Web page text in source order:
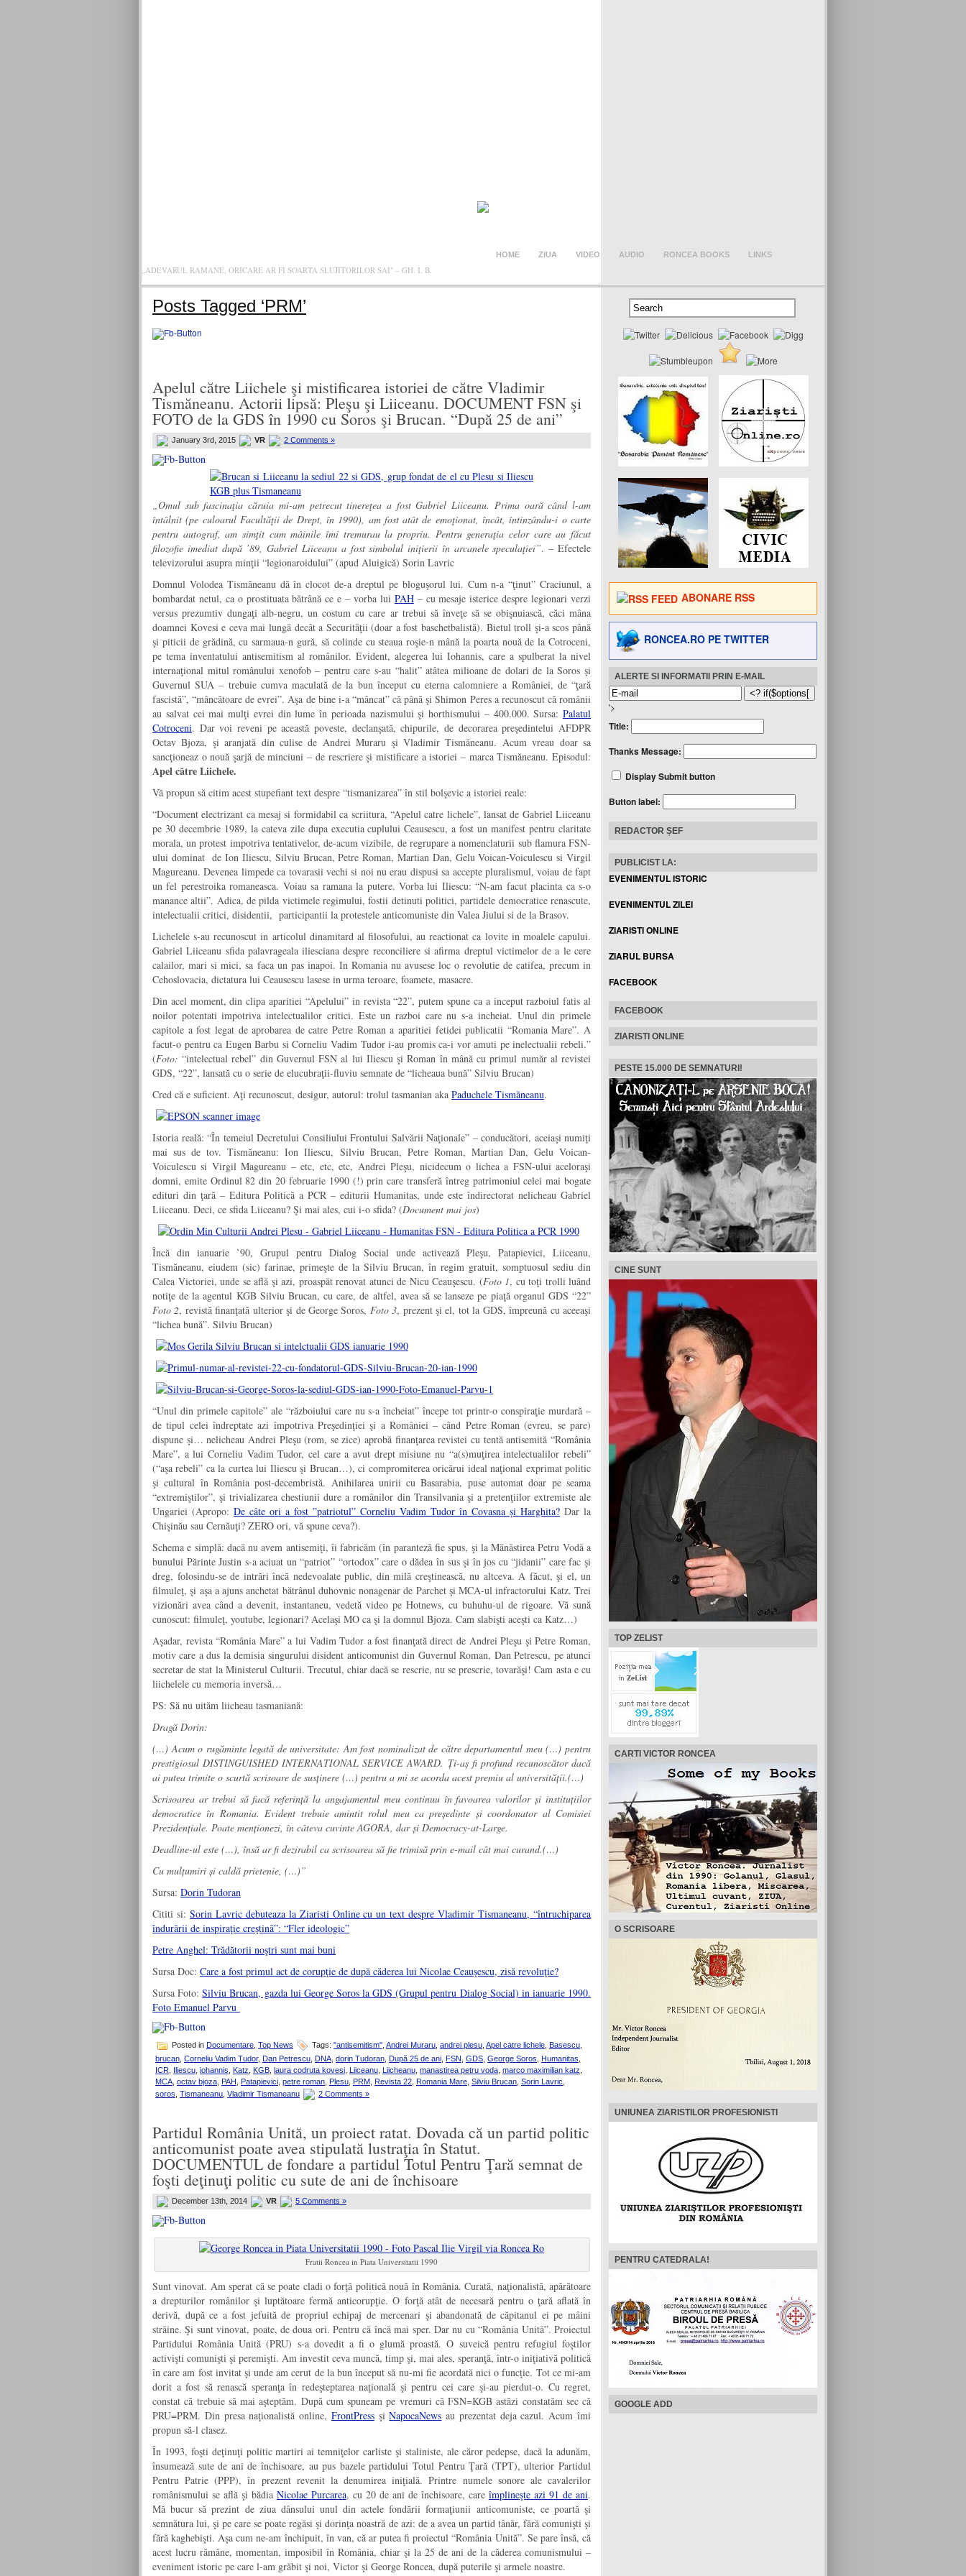
„ADEVARUL RAMANE, ORICARE AR FI SOARTA SLUJITORILOR SAI" – GH. I. B.
HOME ZIUA VIDEO AUDIO RONCEA BOOKS LINKS
Posts Tagged ‘PRM’
Apelul către Liichele şi mistificarea istoriei de către Vladimir
Tismăneanu. Actorii lipsă: Pleşu şi Liiceanu. DOCUMENT FSN şi
FOTO de la GDS în 1990 cu Soros şi Brucan. “După 25 de ani”
January 3rd, 2015 VR 2 Comments »
„Omul sub fascinaţia căruia mi-am petrecut tinereţea a fost Gabriel Liiceanu. Prima oară când l-am
întâlnit (pe culoarul Facultăţii de Drept, în 1990), am fost atât de emoţionat, încât, întinzându-i o carte
pentru autograf, am simţit cum mâinile îmi tremurau la propriu. Pentru generaţia celor care au făcut
filozofie imediat după ’89, Gabriel Liiceanu a fost simbolul iniţierii în arcanele speculaţiei”. – Efectele
televizorului asupra minţii “legionaroidului” (apud Aluigică) Sorin Lavric
Domnul Volodea Tismăneanu dă în clocot de-a dreptul pe bloguşorul lui. Cum n-a “ţinut” Craciunul, a
bombardat netul, ca o prostituata bătrână ce e – vorba lui PAH– cu mesaje isterice despre legionari verzi
versus prezumtiv dungaţi alb-negru, un costum cu care ar trebui să înveţe să se obişnuiască, căci mâna
doamnei Kovesi e ceva mai lungă decât a Securităţii (doar a fost baschetbalistă). Bietul troll şi-a scos până
şi piticii de grădină, cu sarmaua-n gură, să colinde cu steaua roşie-n mână la poarta nouă de la Cotroceni,
pe tema inventatului antisemitism al românilor. Evident, alegerea lui Iohannis, care a spulberat la nivel
internaţional mitul românului xenofob – pentru care s-au “halit” atâtea milioane de dolari de la Soros şi
Guvernul SUA – trebuie cumva maculată de la bun început cu eterna calomniere a României, de “ţară
fascistă”, “mâncătoare de evrei”. Aşa de bine i-a “mâncat” că până şi Shimon Peres a recunoscut că românii
au salvat cei mai mulţi evrei din lume în perioada nazismului şi horthismului – 400.000. Sursa: Palatul
Cotroceni. Dar voi reveni pe această poveste, declanşată, chipurile, de decorarea preşedintelui AFDPR
Octav Bjoza, şi aranjată din culise de Andrei Muraru şi Vladimir Tismăneanu. Acum vreau doar sa
sancţioneaz o nouă şarjă de minciuni – de rescriere şi mistificare a istoriei – marca Tismăneanu. Episodul:
Apel către Liichele.
Vă propun să citim acest stupefiant text despre “tismanizarea” în stil bolşevic a istoriei reale:
“Document electrizant ca mesaj si formidabil ca scriitura, “Apelul catre lichele”, lansat de Gabriel Liiceanu
pe 30 decembrie 1989, la cateva zile dupa executia cuplului Ceausescu, a fost un manifest pentru claritate
morala, un protest impotriva tentativelor, de-acum vizibile, de regrupare a nomenclaturii sub flamura FSN-
ului dominat de Ion Iliescu, Silviu Brucan, Petre Roman, Martian Dan, Gelu Voican-Voiculescu si Virgil
Magureanu. Devenea limpede ca tovarasii vechi si noi nu erau dispusi sa accepte pluralismul, voiau de fapt
un fel perestroika romaneasca. Voiau sa ramana la putere. Vorba lui Iliescu: “N-am facut placinta ca s-o
manance altii”. Adica, de pilda victimele regimului, fostii detinuti politici, partidele democratice renascute,
intelectualii critici, disidentii, participantii la protestele anticomuniste din Valea Jiului si de la Brasov.
Lichelele s-au recunoscut in articolul dinamitard al filosofului, au reactionat ca lovite in moalele capului.
Gabriel Liiceanu sfida palavrageala iliesciana despre reconciliere si afirma dreptul victimelor de a le cere
calailor, mari si mici, sa faca un pas inapoi. In Romania nu avusese loc o revolutie de catifea, precum in
Cehoslovacia, dictatura lui Ceausescu lasese in urma teroare, foamete, masacre.
Din acel moment, din clipa aparitiei “Apelului” in revista “22”, putem spune ca a inceput razboiul fatis al
noilor potentati impotriva intelectualilor critici. Este un razboi care nu s-a incheiat. Unul din primele
capitole a fost legat de aprobarea de catre Petre Roman a aparitiei fetidei publicatii “Romania Mare”. A
facut-o pentru ca Eugen Barbu si Corneliu Vadim Tudor i-au promis ca-i vor amuti pe inelectualii rebeli.”
(Foto: “intelectual rebel” din Guvernul FSN al lui Iliescu şi Roman în mână cu primul număr al revistei
GDS, “22”, lansată cu o serie de elucubraţii-fluviu semnate de “licheaua bună” Silviu Brucan)
Cred că e suficient. Aţi recunoscut, desigur, autorul: trolul tasmanian aka Paduchele Tismăneanu.
Istoria reală: “În temeiul Decretului Consiliului Frontului Salvării Naţionale” – conducători, aceiaşi numiţi
mai sus de tov. Tismăneanu: Ion Iliescu, Silviu Brucan, Petre Roman, Martian Dan, Gelu Voican-
Voiculescu si Virgil Magureanu – etc, etc, etc, Andrei Pleşu, nicidecum o lichea a FSN-ului aceloraşi
domni, emite Ordinul 82 din 20 februarie 1990 (!) prin care transferă întreg patrimoniul celei mai bogate
edituri din ţară – Editura Politică a PCR – editurii Humanitas, unde este îndirectorat nelicheau Gabriel
Liiceanu. Deci, ce sfida Liiceanu? Şi mai ales, cui i-o sfida? (Document mai jos)
Încă din ianuarie ’90, Grupul pentru Dialog Social unde activează Pleşu, Patapievici, Liiceanu,
Tismăneanu, eiudem (sic) farinae, primeşte de la Silviu Brucan, în regim gratuit, somptuosul sediu din
Calea Victoriei, unde se află şi azi, proaspăt renovat atunci de Nicu Ceauşescu. (Foto 1, cu toţi trolli luând
notiţe de la agentul KGB Silviu Brucan, cu care, de altfel, avea să se lanseze pe piaţă organul GDS “22”
Foto 2, revistă finanţată ulterior şi de George Soros, Foto 3, prezent şi el, tot la GDS, împreună cu aceeaşi
“lichea bună”. Silviu Brucan)
“Unul din primele capitole” ale “războiului care nu s-a încheiat” începe tot printr-o conspiraţie murdară –
de tipul celei îndreptate azi împotriva Preşedinţiei şi a României – când Petre Roman (evreu, se pare)
dispune şi… nelicheau Andrei Pleşu (rom, se zice) aprobă finanţarea revistei cu tentă antisemită “România
Mare”, a lui Corneliu Vadim Tudor, cel care a avut drept misiune nu “a(s)muţirea intelectualilor rebeli”
(“aşa rebeli” ca la curtea lui Iliescu şi Brucan…), ci compromiterea oricărui ideal naţional exprimat politic
şi cultural în România post-decembristă. Anihilarea unirii cu Basarabia, puse automat doar pe seama
“extremiştilor”, şi trivializarea chestiunii dure a românilor din Transilvania şi a pretenţiilor extremiste ale
Ungariei (Apropo: De câte ori a fost ”patriotul” Corneliu Vadim Tudor în Covasna și Harghita? Dar la
Chişinău sau Cernăuţi? ZERO ori, vă spune ceva?).
Schema e simplă: dacă nu avem antisemiţi, îi fabricăm (în paranteză fie spus, şi la Mănăstirea Petru Vodă a
bunului Părinte Justin s-a aciuat un “patriot” “ortodox” care o dădea în sus şi în jos cu “jidanii” care fac şi
dreg, folosindu-se de intrări încă nedevoalate public, din milă creştinească, nu altceva. A făcut, şi el, un
filmuleţ, şi aşa a ajuns anchetat bătrânul duhovnic nonagenar de Parchet şi MCA-ul infractorului Katz. Trei
vizionări avea când a devenit, instantaneu, vedetă video pe Hotnews, cu buhuhu-ul de rigoare. Vă sună
cunoscut: filmuleţ, youtube, legionari? Acelaşi MO ca şi la domnul Bjoza. Cam slabişti aceşti ca Katz…)
Aşadar, revista “România Mare” a lui Vadim Tudor a fost finanţată direct de Andrei Pleşu şi Petre Roman,
motiv care a dus la demisia singurului disident anticomunist din Guvernul Roman, Dan Petrescu, pe atunci
secretar de stat la Ministerul Culturii. Trecutul, chiar dacă se rescrie, nu se prescrie, tovarăşi! Cam asta e cu
liichelele cu memoria inversă…
PS: Să nu uităm liicheau tasmaniană:
Dragă Dorin:
(…) Acum o rugăminte legată de universitate: Am fost nominalizat de către departamentul meu (…) pentru
prestigiosul DISTINGUISHED INTERNATIONAL SERVICE AWARD. Ți-aș fi profund recunoscător dacă
ai putea trimite o scurtă scrisoare de susținere (…) pentru a mi se acorda acest premiu al universității.(…)
Scrisoarea ar trebui să facă referință la angajamentul meu continuu în favoarea valorilor și instituțiilor
democratice în Romania. Evident trebuie amintit rolul meu ca președinte și coordonator al Comisiei
Prezidențiale. Poate menționezi, în câteva cuvinte AGORA, dar și Democracy-at-Large.
Deadline-ul este (…), însă ar fi dezirabil ca scrisoarea să fie trimisă prin e-mail cât mai curand.(…)
Cu mulțumiri și caldă prietenie, (…)”
Sursa: Dorin Tudoran
Cititi si: Sorin Lavric debuteaza la Ziaristi Online cu un text despre Vladimir Tismaneanu, “întruchiparea
îndurării de inspiraţie creştină”: “Fler ideologic”
Petre Anghel: Trădătorii noştri sunt mai buni
Sursa Doc: Care a fost primul act de corupţie de după căderea lui Nicolae Ceauşescu, zisă revoluţie?
Sursa Foto:Silviu Brucan, gazda lui George Soros la GDS (Grupul pentru Dialog Social) in ianuarie 1990.
Foto Emanuel Parvu
Posted in Documentare Top News Tags: "antisemitism" Andrei Muraru andrei plesu Apel catre lichele Basescu
brucan Corneliu Vadim Tudor, Dan Petrescu DNA dorin Tudoran După 25 de ani FSN GDS George Soros Humanitas
ICR Iliescu iohannis Katz KGB laura codruta kovesi Liiceanu Liicheanu manastirea petru voda marco maximilian katz
MCA octav bjoza PAH Patapievici petre roman Plesu PRM Revista 22 Romania Mare Silviu Brucan Sorin Lavric
soros Tismaneanu Vladimir Tismaneanu 2 Comments »
Partidul România Unită, un proiect ratat. Dovada că un partid politic
anticomunist poate avea stipulată lustraţia în Statut.
DOCUMENTUL de fondare a partidul Totul Pentru Ţară semnat de
foşti deţinuţi politic cu sute de ani de închisoare
December 13th, 2014 VR 5 Comments »
Fratii Roncea in Piata Universitatii 1990
Sunt vinovat. Am sperat că se poate cladi o forţă politică nouă în România. Curată, naţionalistă, apărătoare
a drepturilor românilor şi luptătoare fermă anticorupţie. O forţă atât de necesară pentru o ţară aflată în
derivă, după ce a fost jefuită de propriul echipaj de mercenari şi abandonată de căpitanul ei pe mâini
străine. Şi sunt vinovat, poate, de doua ori. Pentru că încă mai sper. Dar nu cu “România Unită”. Proiectul
Partidului România Unită (PRU) s-a dovedit a fi o glumă proastă. O suveică pentru refugiul foştilor
activişti comunişti şi peremişti. Am investit ceva muncă, timp şi, mai ales, speranţă, într-o iniţiativă politică
în care am fost invitat şi unde am cerut de la bun început să nu-mi fie acordată nici o funcţie. Tot ce mi-am
dorit a fost să renască speranţa în redeşteptarea naţională şi pentru cei care şi-au pierdut-o. Cu regret,
constat că trebuie să mai aşteptăm. După cum spuneam pe vremuri că FSN=KGB astăzi constatăm sec că
PRU=PRM. Din presa naţionalistă online, FrontPressşiNapocaNews au prezentat deja cazul. Acum îmi
propun să-l clasez.
În 1993, foşti deţinuţi politic martiri ai temniţelor carliste şi staliniste, ale căror pedepse, dacă la adunăm,
însumează sute de ani de închisoare, au pus bazele partidului Totul Pentru Ţară (TPT), ulterior Partidul
Pentru Patrie (PPP), în prezent revenit la denumirea iniţială. Printre numele sonore ale cavalerilor
românismului se află şi bădia Nicolae Purcarea, cu 20 de ani de închisoare, care împlineşte azi 91 de ani.
Mă bucur să prezint de ziua dânsului unul din actele fondării formaţiunii anticomuniste, ce poartă şi
semnătura lui, şi pe care se poate regăsi şi dorinţa noastră de azi: de a avea un partid tânăr, fără comunişti şi
fără kaghebişti. Aşa cum ne-am închipuit, în van, că ar putea fi proiectul “România Unită”. Se pare însă, că
acest lucru rămâne, momentan, imposibil în România, chiar şi la 25 de ani de la căderea comunismului –
eveniment istoric pe care l-am grăbit şi noi, Victor şi George Roncea, după puterile şi armele noastre.
ABONARE RSS
RONCEA.RO PE TWITTER
ALERTE SI INFORMATII PRIN E-MAIL
'>
Title:
Thanks Message:
Display Submit button
Button label:
REDACTOR ȘEF
PUBLICIST LA:
EVENIMENTUL ISTORIC
EVENIMENTUL ZILEI
ZIARISTI ONLINE
ZIARUL BURSA
FACEBOOK
FACEBOOK
ZIARISTI ONLINE
PESTE 15.000 DE SEMNATURI!
CINE SUNT
TOP ZELIST
CARTI VICTOR RONCEA
O SCRISOARE
UNIUNEA ZIARISTILOR PROFESIONISTI
PENTRU CATEDRALA!
GOOGLE ADD